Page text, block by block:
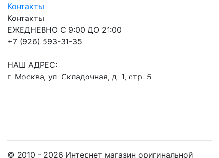
Контакты
Контакты
ЕЖЕДНЕВНО С 9:00 ДО 21:00
+7 (926) 593-31-35
НАШ АДРЕС:
г. Москва, ул. Складочная, д. 1, стр. 5
© 2010 - 2026 Интернет магазин оригинальной